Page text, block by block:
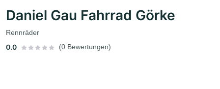
Daniel Gau Fahrrad Görke
Rennräder
0.0 (0 Bewertungen)